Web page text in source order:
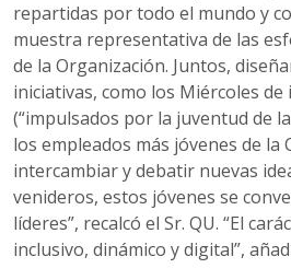
repartidas por todo el mundo y
muestra representativa de las
de la Organización. Juntos,
iniciativas, como los Miércoles de
(“impulsados por la juventud de
los empleados más jóvenes de la
intercambiar y debatir nuevas
venideros, estos jóvenes se
líderes”, recalcó el Sr. QU. “El
inclusivo, dinámico y digital”,